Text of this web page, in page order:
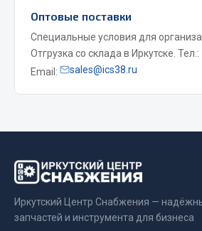
Показать ещё
Весь раздел
Запчасти МАЗ
Тормозная система
Двери
Окно ветровое
Двигатель
Оптовые поставки
Специальные условия для
Отгрузка со склада в Иркутске. Тел.:
Email:
sales@ics38.ru
Иркутский Центр Снабжения —
запчастей и инструмента для бизнеса